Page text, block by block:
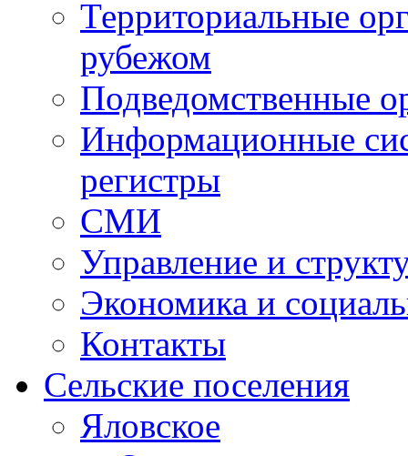
Территориальные
рубежом
Подведомственные
Информационные
регистры
СМИ
Управление и
Экономика и
Контакты
Сельские поселения
Яловское